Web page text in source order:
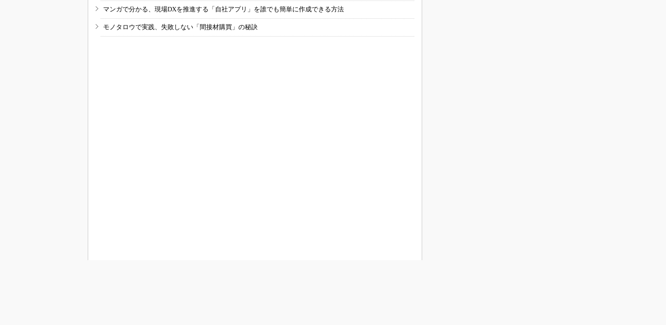
マンガで分かる、現場DXを推進する「自社アプリ」を誰でも簡単に作成できる方法
モノタロウで実践、失敗しない「間接材購買」の秘訣